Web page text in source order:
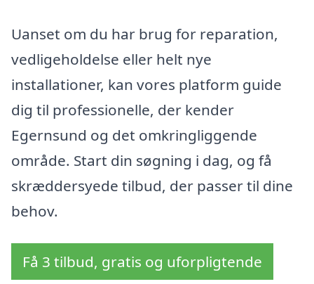
Uanset om du har brug for reparation,
vedligeholdelse eller helt nye
installationer, kan vores platform guide
dig til professionelle, der kender
Egernsund og det omkringliggende
område. Start din søgning i dag, og få
skræddersyede tilbud, der passer til dine
behov.
Få 3 tilbud, gratis og uforpligtende